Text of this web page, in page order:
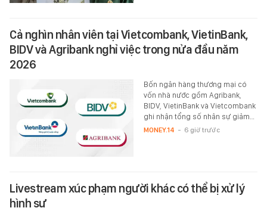
Cả nghìn nhân viên tại Vietcombank, VietinBank,
BIDV và Agribank nghỉ việc trong nửa đầu năm
2026
Bốn ngân hàng thương mại có
vốn nhà nước gồm Agribank,
BIDV, VietinBank và Vietcombank
ghi nhận tổng số nhân sự giảm…
MONEY.14 - 6 giờ trước
Livestream xúc phạm người khác có thể bị xử lý
hình sự